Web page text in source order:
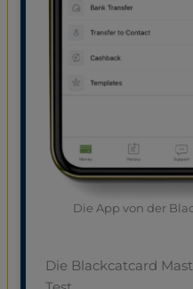
Die App von der
Die Blackcatcard